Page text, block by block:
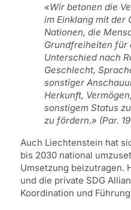
«Wir betonen die
im Einklang mit der
Nationen, die
Grundfreiheiten für
Unterschied nach
Geschlecht,
sonstiger
Herkunft,
sonstigem Status
zu fördern.» (Par.
Auch Liechtenstein hat
bis 2030 national
Umsetzung beizutragen.
und die private SDG
Koordination und